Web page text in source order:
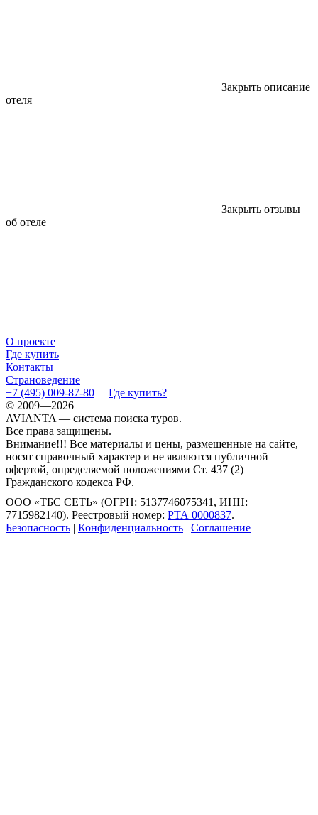
Закрыть описание
отеля
Закрыть отзывы
об отеле
О проекте
Где купить
Контакты
Страноведение
+7 (495) 009-87-80
Где купить?
© 2009—2026
AVIANTA — система поиска туров.
Все права защищены.
Внимание!!! Все материалы и цены, размещенные на сайте,
носят справочный характер и не являются публичной
офертой, определяемой положениями Ст. 437 (2)
Гражданского кодекса РФ.
ООО «ТБС СЕТЬ» (ОГРН: 5137746075341, ИНН:
7715982140). Реестровый номер: РТА 0000837.
Безопасность | Конфиденциальность | Соглашение